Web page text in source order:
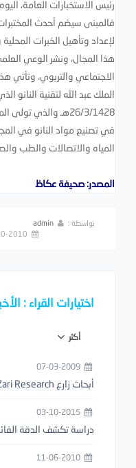
فالمبنى سيضم أحدث
لإعداد وتأهيل الخبرات
هذا المجال، ونشر الوعي
الاجتماعي والتربوي. وتأتي
الملك عبد الله لتقنية النانو
26/3/1428هـ والذي
في تصنيع مواد النانو في
المياه والاتصالات والطب
المصدر: صحيفة عكاظ
بواسطة :
admin
اختيارات القراء :
أكثر
أبحاث زارع Zari Research
دراسة تكشف الدقة